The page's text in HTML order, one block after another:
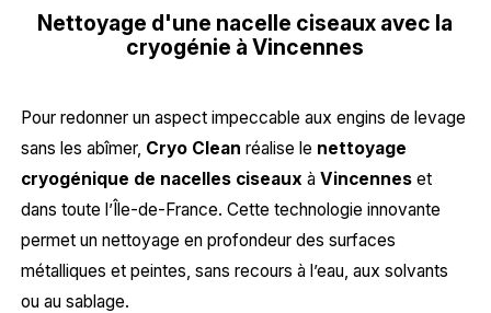
Nettoyage d'une nacelle ciseaux avec la
cryogénie à Vincennes
Pour redonner un aspect impeccable aux engins de levage
sans les abîmer, Cryo Clean réalise le nettoyage
cryogénique de nacelles ciseaux à Vincenneset
dans toute l’Île-de-France. Cette technologie innovante
permet un nettoyage en profondeur des surfaces
métalliques et peintes, sans recours à l’eau, aux solvants
ou au sablage.